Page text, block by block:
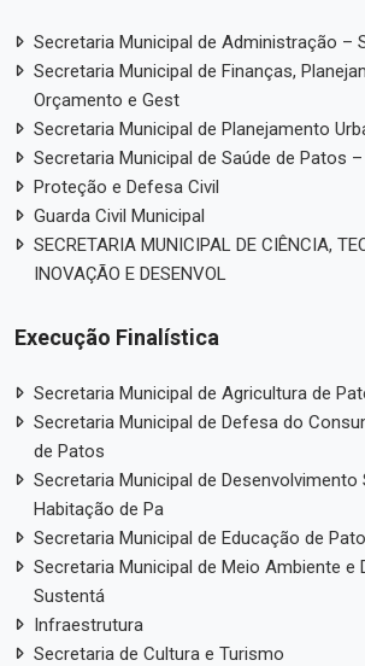
Secretaria Municipal de Administração –
Secretaria Municipal de Finanças,
Orçamento e Gest
Secretaria Municipal de Planejamento
Secretaria Municipal de Saúde de Patos –
Proteção e Defesa Civil
Guarda Civil Municipal
SECRETARIA MUNICIPAL DE CIÊNCIA,
INOVAÇÃO E DESENVOL
Execução Finalística
Secretaria Municipal de Agricultura de
Secretaria Municipal de Defesa do
de Patos
Secretaria Municipal de Desenvolvimento
Habitação de Pa
Secretaria Municipal de Educação de
Secretaria Municipal de Meio Ambiente e
Sustentá
Infraestrutura
Secretaria de Cultura e Turismo